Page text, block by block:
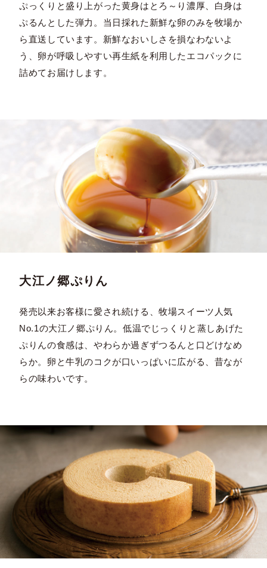
ぷっくりと盛り上がった黄身はとろ～り濃厚、白身は
ぷるんとした弾力。当日採れた新鮮な卵のみを牧場か
ら直送しています。新鮮なおいしさを損なわないよ
う、卵が呼吸しやすい再生紙を利用したエコパックに
詰めてお届けします。
大江ノ郷ぷりん
発売以来お客様に愛され続ける、牧場スイーツ人気
No.1の大江ノ郷ぷりん。低温でじっくりと蒸しあげた
ぷりんの食感は、やわらか過ぎずつるんと口どけなめ
らか。卵と牛乳のコクが口いっぱいに広がる、昔なが
らの味わいです。